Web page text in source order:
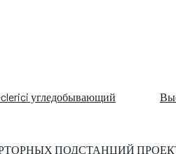
угледобывающий
ПОДСТАНЦИЙ ПРОЕКТА